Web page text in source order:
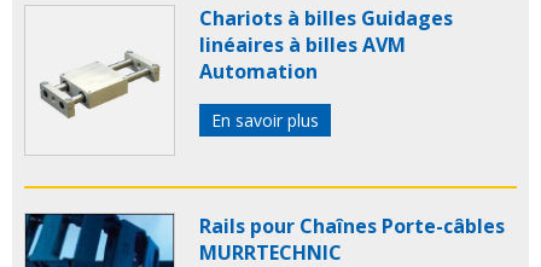
Chariots à billes Guidages
linéaires à billes AVM
Automation
En savoir plus
Rails pour Chaînes Porte-câbles
MURRTECHNIC